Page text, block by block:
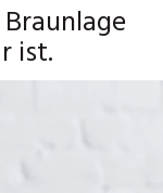
ist.